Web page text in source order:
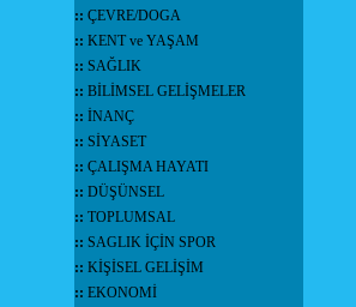
:: ÇEVRE/DOGA
:: KENT ve YAŞAM
:: SAĞLIK
:: BİLİMSEL GELİŞMELER
:: İNANÇ
:: SİYASET
:: ÇALIŞMA HAYATI
:: DÜŞÜNSEL
:: TOPLUMSAL
:: SAGLIK İÇİN SPOR
:: KİŞİSEL GELİŞİM
:: EKONOMİ